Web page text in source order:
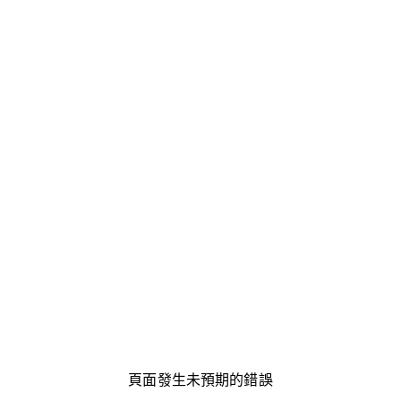
頁面發生未預期的錯誤